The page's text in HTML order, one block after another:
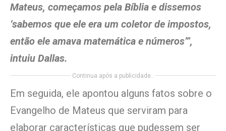
Mateus, começamos pela Bíblia e dissemos
‘sabemos que ele era um coletor de impostos,
então ele amava matemática e números’”,
intuiu Dallas.
Continua após a publicidade..
Em seguida, ele apontou alguns fatos sobre o
Evangelho de Mateus que serviram para
elaborar características que pudessem ser